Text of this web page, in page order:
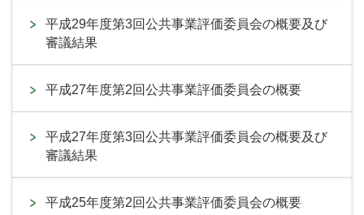
平成29年度第3回公共事業評価委員会の概要及び
審議結果
平成27年度第2回公共事業評価委員会の概要
平成27年度第3回公共事業評価委員会の概要及び
審議結果
平成25年度第2回公共事業評価委員会の概要